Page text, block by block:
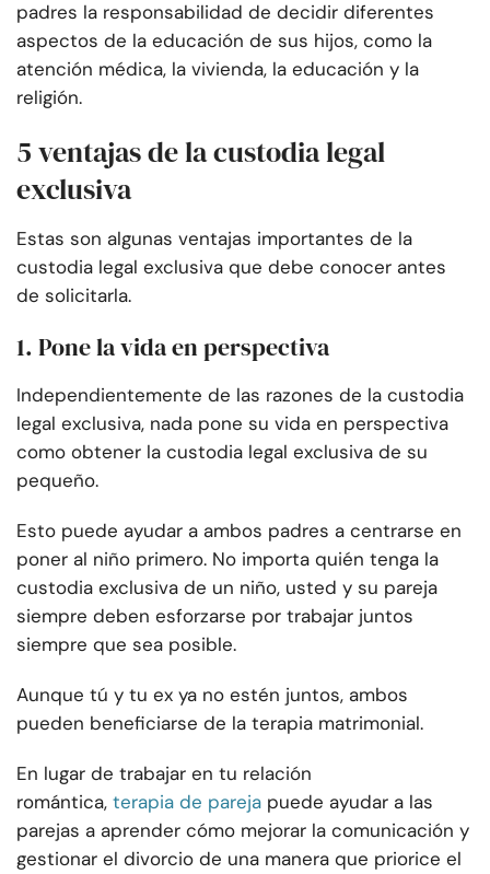
padres la responsabilidad de decidir diferentes
aspectos de la educación de sus hijos, como la
atención médica, la vivienda, la educación y la
religión.
5 ventajas de la custodia legal
exclusiva
Estas son algunas ventajas importantes de la
custodia legal exclusiva que debe conocer antes
de solicitarla.
1. Pone la vida en perspectiva
Independientemente de las razones de la custodia
legal exclusiva, nada pone su vida en perspectiva
como obtener la custodia legal exclusiva de su
pequeño.
Esto puede ayudar a ambos padres a centrarse en
poner al niño primero. No importa quién tenga la
custodia exclusiva de un niño, usted y su pareja
siempre deben esforzarse por trabajar juntos
siempre que sea posible.
Aunque tú y tu ex ya no estén juntos, ambos
pueden beneficiarse de la terapia matrimonial.
En lugar de trabajar en tu relación
romántica, terapia de pareja puede ayudar a las
parejas a aprender cómo mejorar la comunicación y
gestionar el divorcio de una manera que priorice el